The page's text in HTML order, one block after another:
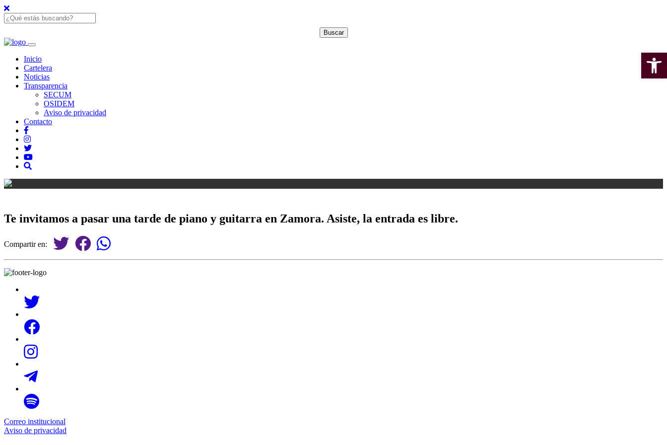
Inicio
Cartelera
Noticias
Transparencia
SECUM
OSIDEM
Aviso de privacidad
Contacto
Te invitamos a pasar una tarde de piano y guitarra en Zamora. Asiste, la entrada es libre.
Compartir en:
Correo institucional
Aviso de privacidad